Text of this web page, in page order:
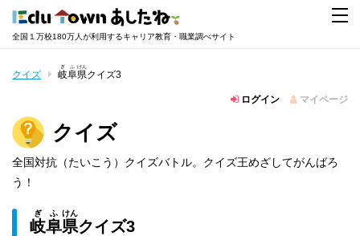
全国１万校180万人が利用するキャリア教育・職業調べサイト
クイズ 岐
ぎ
阜
ふ
県
けん
クイズ3
ログイン マイページ
クイズ
全国対抗（たいこう）クイズバトル。クイズ王めざしてがんばろ
う！
岐
ぎ
阜
ふ
県
けん
クイズ3